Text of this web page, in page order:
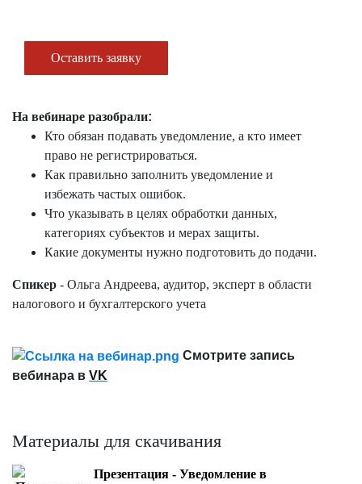
Оставить заявку
На вебинаре разобрали:
Кто обязан подавать уведомление, а кто имеет
право не регистрироваться.
Как правильно заполнить уведомление и
избежать частых ошибок.
Что указывать в целях обработки данных,
категориях субъектов и мерах защиты.
Какие документы нужно подготовить до подачи.
Спикер - Ольга Андреева, аудитор, эксперт в области
налогового и бухгалтерского учета
Смотрите запись
вебинара в VK
Материалы для скачивания
Презентация - Уведомление в